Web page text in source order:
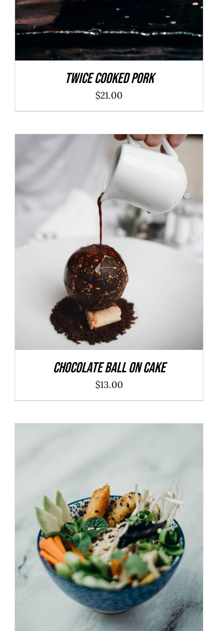
Twice Cooked Pork
$21.00
ADD TO CART DÉTAILS
Chocolate Ball On Cake
$13.00
ADD TO CART / DÉTAILS